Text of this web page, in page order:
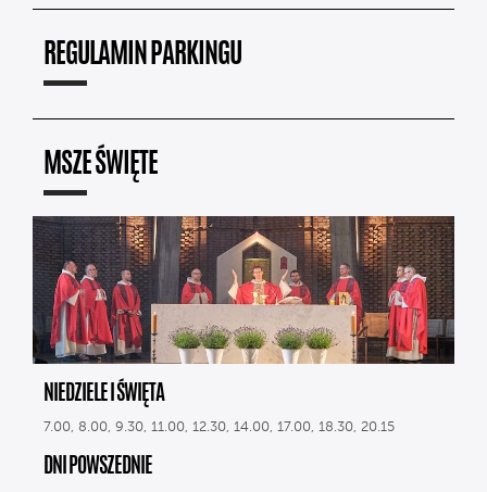
REGULAMIN PARKINGU
MSZE ŚWIĘTE
NIEDZIELE I ŚWIĘTA
7.00, 8.00, 9.30, 11.00, 12.30, 14.00, 17.00, 18.30, 20.15
DNI POWSZEDNIE